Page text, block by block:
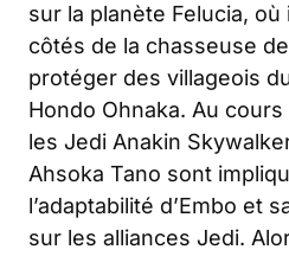
sur la planète Felucia,
côtés de la chasseuse
protéger des villageois
Hondo Ohnaka. Au
les Jedi Anakin
Ahsoka Tano sont
l’adaptabilité d’Embo et
sur les alliances Jedi.